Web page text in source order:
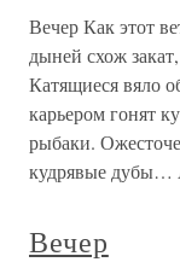
Вечер Как этот
дыней схож
Катящиеся вяло
карьером гонят
рыбаки.
кудрявые дубы…
Вечер